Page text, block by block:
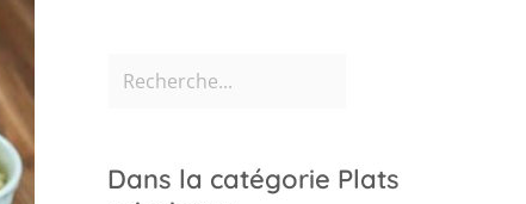
Dans la catégorie Plats